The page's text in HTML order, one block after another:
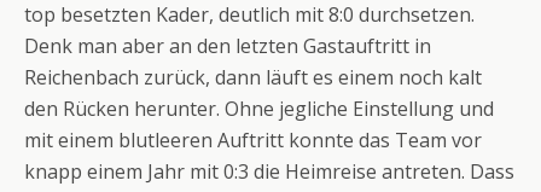
top besetzten Kader, deutlich mit 8:0 durchsetzen.
Denk man aber an den letzten Gastauftritt in
Reichenbach zurück, dann läuft es einem noch kalt
den Rücken herunter. Ohne jegliche Einstellung und
mit einem blutleeren Auftritt konnte das Team vor
knapp einem Jahr mit 0:3 die Heimreise antreten. Dass